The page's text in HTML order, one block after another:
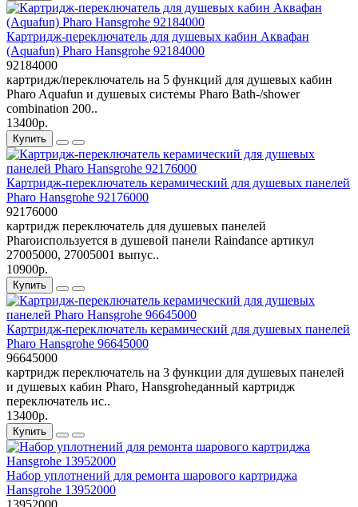
Картридж-переключатель для душевых кабин Аквафан
(Aquafun) Pharo Hansgrohe 92184000
92184000
картридж/переключатель на 5 функций для душевых кабин
Pharo Aquafun и душевых системы Pharo Bath-/shower
combination 200..
13400р.
Купить
Картридж-переключатель керамический для душевых панелей
Pharo Hansgrohe 92176000
92176000
картридж переключатель для душевых панелей
Pharoиспользуется в душевой панели Raindance артикул
27005000, 27005001 выпус..
10900р.
Купить
Картридж-переключатель керамический для душевых панелей
Pharo Hansgrohe 96645000
96645000
картридж переключатель на 3 функции для душевых панелей
и душевых кабин Pharo, Hansgroheданный картридж
переключатель ис..
13400р.
Купить
Набор уплотнений для ремонта шарового картриджа
Hansgrohe 13952000